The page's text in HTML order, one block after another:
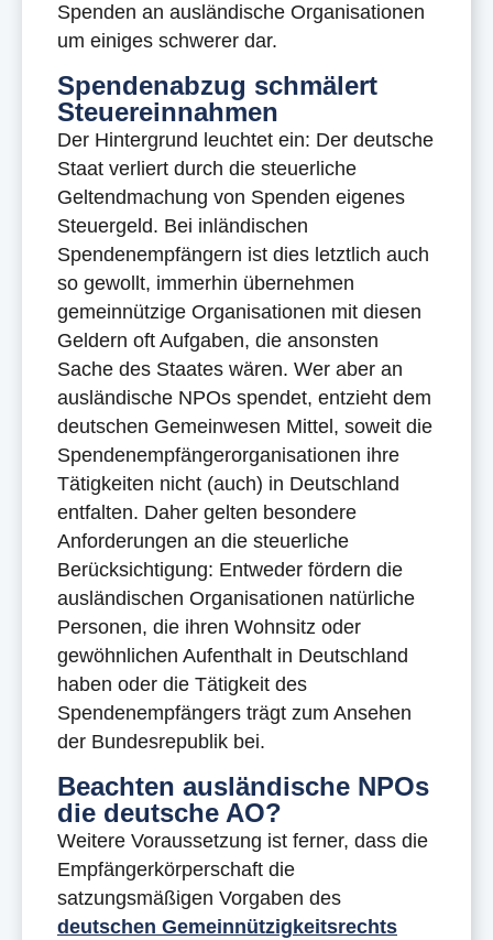
Spenden an ausländische Organisationen
um einiges schwerer dar.
Spendenabzug schmälert
Steuereinnahmen
Der Hintergrund leuchtet ein: Der deutsche
Staat verliert durch die steuerliche
Geltendmachung von Spenden eigenes
Steuergeld. Bei inländischen
Spendenempfängern ist dies letztlich auch
so gewollt, immerhin übernehmen
gemeinnützige Organisationen mit diesen
Geldern oft Aufgaben, die ansonsten
Sache des Staates wären. Wer aber an
ausländische NPOs spendet, entzieht dem
deutschen Gemeinwesen Mittel, soweit die
Spendenempfängerorganisationen ihre
Tätigkeiten nicht (auch) in Deutschland
entfalten. Daher gelten besondere
Anforderungen an die steuerliche
Berücksichtigung: Entweder fördern die
ausländischen Organisationen natürliche
Personen, die ihren Wohnsitz oder
gewöhnlichen Aufenthalt in Deutschland
haben oder die Tätigkeit des
Spendenempfängers trägt zum Ansehen
der Bundesrepublik bei.
Beachten ausländische NPOs
die deutsche AO?
Weitere Voraussetzung ist ferner, dass die
Empfängerkörperschaft die
satzungsmäßigen Vorgaben des
deutschen Gemeinnützigkeitsrechts